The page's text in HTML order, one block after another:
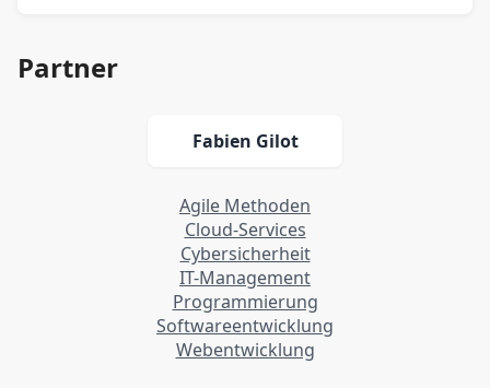
Partner
Fabien Gilot
Agile Methoden
Cloud-Services
Cybersicherheit
IT-Management
Programmierung
Softwareentwicklung
Webentwicklung